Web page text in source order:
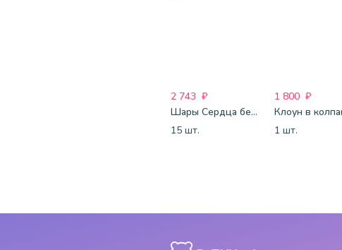
2 743 ₽
Шары Сердца бело-розово-красные
15 шт.
1 800 ₽
1 шт.